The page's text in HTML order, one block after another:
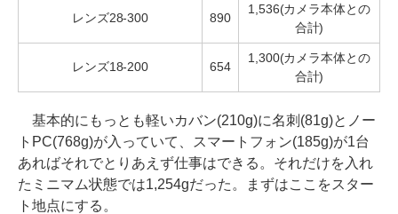
レンズ28-300 890
1,536(カメラ本体との
合計)
レンズ18-200 654
1,300(カメラ本体との
合計)
基本的にもっとも軽いカバン(210g)に名刺(81g)とノー
トPC(768g)が入っていて、スマートフォン(185g)が1台
あればそれでとりあえず仕事はできる。それだけを入れ
たミニマム状態では1,254gだった。まずはここをスター
ト地点にする。